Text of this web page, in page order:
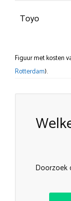
Toyo
Figuur met kosten
Rotterdam).
Doorzoek